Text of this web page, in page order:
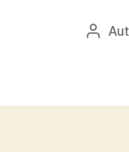
Autor